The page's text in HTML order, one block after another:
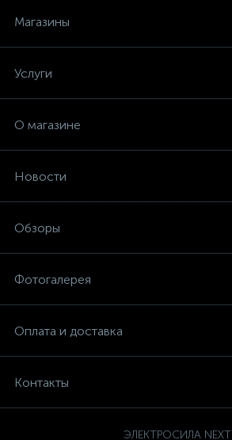
Магазины
Услуги
О магазине
Новости
Обзоры
Фотогалерея
Оплата и доставка
Контакты
ЭЛЕКТРОСИЛА NEXT